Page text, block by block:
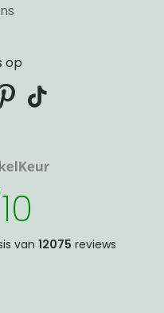
op
pinterest
tiktok
van 12075 reviews